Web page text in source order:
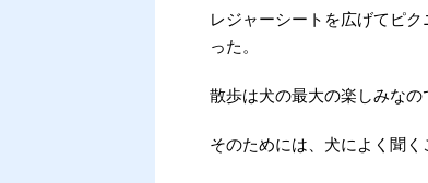
レジャーシートを広げてピ
った。
散歩は犬の最大の楽しみなの
そのためには、犬によく聞く